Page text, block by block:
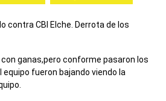
contra CBI Elche. Derrota de los
ganas,pero conforme pasaron los
fueron bajando viendo la